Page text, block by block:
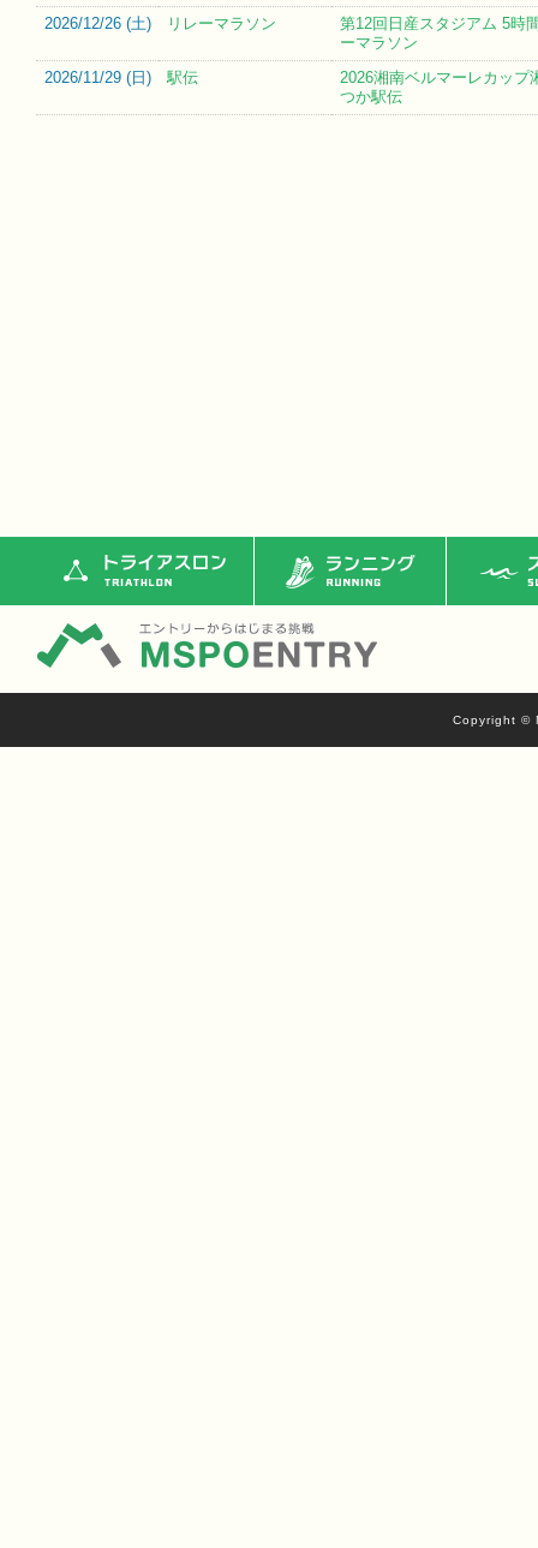
2026/12/26 (土) リレーマラソン
第12回日産スタジアム 5時
ーマラソン
2026/11/29 (日 ) 駅伝
2026湘南ベルマーレカップ
つか駅伝
トライアスロン ランニング ス
Copyright ©